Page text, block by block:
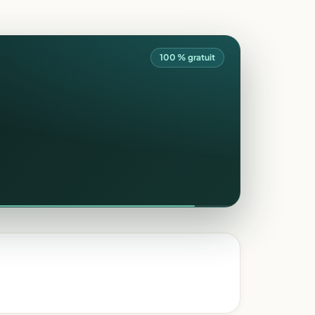
100 % gratuit